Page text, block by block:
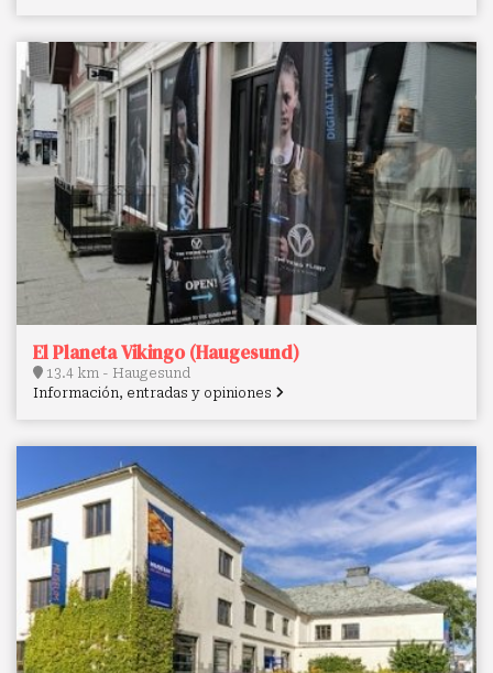
El Planeta Vikingo (Haugesund)
13.4 km - Haugesund
Información, entradas y opiniones